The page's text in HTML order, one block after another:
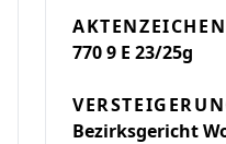
AKTENZEICHEN
770 9 E 23/25g
Bezirksgericht